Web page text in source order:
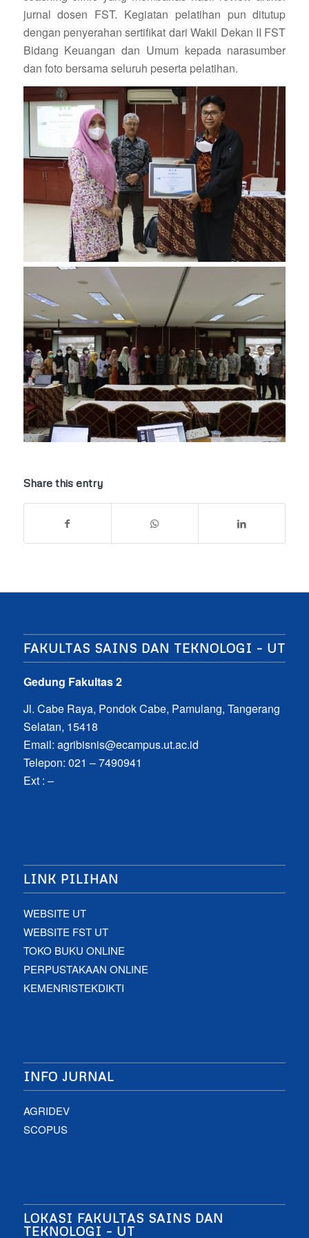
jurnal dosen FST. Kegiatan pelatihan pun ditutup
dengan penyerahan sertifikat dari Wakil Dekan II FST
Bidang Keuangan dan Umum kepada narasumber
dan foto bersama seluruh peserta pelatihan.
Share this entry
FAKULTAS SAINS DAN TEKNOLOGI – UT
Gedung Fakultas 2
Jl. Cabe Raya, Pondok Cabe, Pamulang, Tangerang
Selatan, 15418
Email: agribisnis@ecampus.ut.ac.id
Telepon: 021 – 7490941
Ext : –
LINK PILIHAN
WEBSITE UT
WEBSITE FST UT
TOKO BUKU ONLINE
PERPUSTAKAAN ONLINE
KEMENRISTEKDIKTI
INFO JURNAL
AGRIDEV
SCOPUS
LOKASI FAKULTAS SAINS DAN
TEKNOLOGI – UT